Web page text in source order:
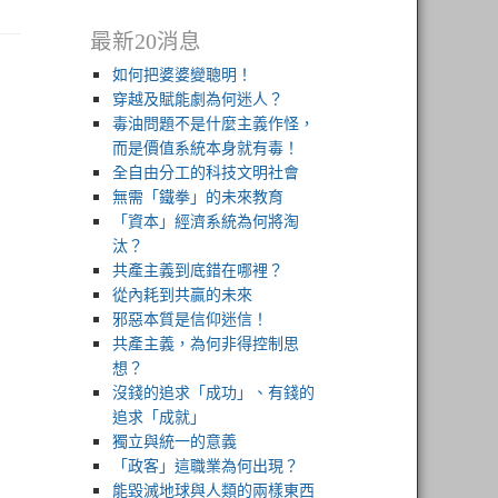
最新20消息
如何把婆婆變聰明！
穿越及賦能劇為何迷人？
毒油問題不是什麼主義作怪，
而是價值系統本身就有毒！
全自由分工的科技文明社會
無需「鐵拳」的未來教育
「資本」經濟系統為何將淘
汰？
共產主義到底錯在哪裡？
從內耗到共贏的未來
邪惡本質是信仰迷信！
共產主義，為何非得控制思
想？
沒錢的追求「成功」、有錢的
追求「成就」
獨立與統一的意義
「政客」這職業為何出現？
能毀滅地球與人類的兩樣東西